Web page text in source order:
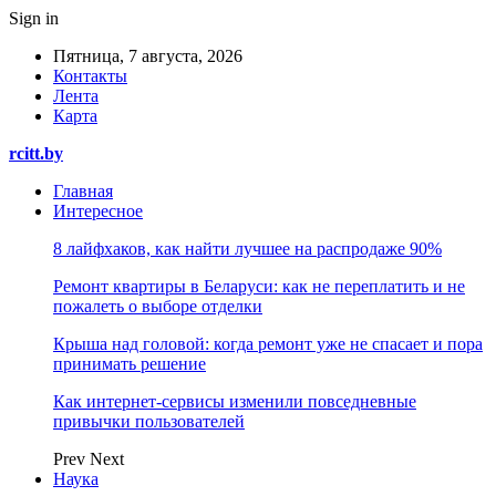
Sign in
Пятница, 7 августа, 2026
Контакты
Лента
Карта
rcitt.by
Главная
Интересное
8 лайфхаков, как найти лучшее на распродаже 90%
Ремонт квартиры в Беларуси: как не переплатить и не
пожалеть о выборе отделки
Крыша над головой: когда ремонт уже не спасает и пора
принимать решение
Как интернет-сервисы изменили повседневные
привычки пользователей
Prev Next
Наука